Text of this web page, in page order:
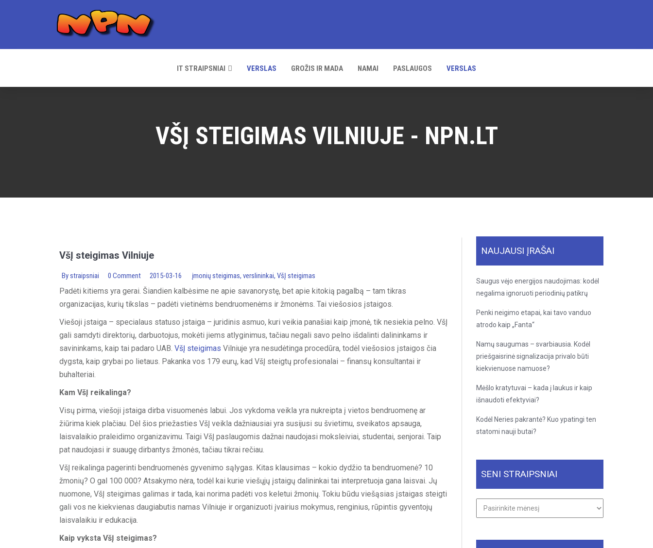
IT STRAIPSNIAI VERSLAS GROŽIS IR MADA NAMAI PASLAUGOS VERSLAS
VŠĮ STEIGIMAS VILNIUJE - NPN.LT
VšĮ steigimas Vilniuje
Bystraipsniai 0 Comment 2015-03-16 įmonių steigimas, verslininkai, VšĮ steigimas
Padėti kitiems yra gerai. Šiandien kalbėsime ne apie savanorystę, bet apie kitokią pagalbą – tam tikras
organizacijas, kurių tikslas – padėti vietinėms bendruomenėms ir žmonėms. Tai viešosios įstaigos.
Viešoji įstaiga – specialaus statuso įstaiga – juridinis asmuo, kuri veikia panašiai kaip įmonė, tik nesiekia pelno. VšĮ
gali samdyti direktorių, darbuotojus, mokėti jiems atlyginimus, tačiau negali savo pelno išdalinti dalininkams ir
savininkams, kaip tai padaro UAB. VšĮ steigimas Vilniuje yra nesudėtinga procedūra, todėl viešosios įstaigos čia
dygsta, kaip grybai po lietaus. Pakanka vos 179 eurų, kad VšĮ steigtų profesionalai – finansų konsultantai ir
buhalteriai.
Kam VšĮ reikalinga?
Visų pirma, viešoji įstaiga dirba visuomenės labui. Jos vykdoma veikla yra nukreipta į vietos bendruomenę ar
žiūrima kiek plačiau. Dėl šios priežasties VšĮ veikla dažniausiai yra susijusi su švietimu, sveikatos apsauga,
laisvalaikio praleidimo organizavimu. Taigi VšĮ paslaugomis dažnai naudojasi moksleiviai, studentai, senjorai. Taip
pat naudojasi ir suaugę dirbantys žmonės, tačiau tikrai rečiau.
VšĮ reikalinga pagerinti bendruomenės gyvenimo sąlygas. Kitas klausimas – kokio dydžio ta bendruomenė? 10
žmonių? O gal 100 000? Atsakymo nėra, todėl kai kurie viešųjų įstaigų dalininkai tai interpretuoja gana laisvai. Jų
nuomone, VšĮ steigimas galimas ir tada, kai norima padėti vos keletui žmonių. Tokiu būdu viešąsias įstaigas steigti
gali vos ne kiekvienas daugiabutis namas Vilniuje ir organizuoti įvairius mokymus, renginius, rūpintis gyventojų
laisvalaikiu ir edukacija.
Kaip vyksta VšĮ steigimas?
NAUJAUSI ĮRAŠAI
Saugus vėjo energijos naudojimas: kodėl
negalima ignoruoti periodinių patikrų
Penki neigimo etapai, kai tavo vanduo
atrodo kaip „Fanta“
Namų saugumas – svarbiausia. Kodėl
priešgaisrinė signalizacija privalo būti
kiekvienuose namuose?
Mėšlo kratytuvai – kada į laukus ir kaip
išnaudoti efektyviai?
Kodėl Neries pakrantė? Kuo ypatingi ten
statomi nauji butai?
SENI STRAIPSNIAI
Seni
straipsniai